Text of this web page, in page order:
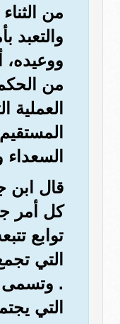
من
والتعبد
ووعيده،
من
السعداء
قال ابن
كل أمر
توابع
التي
. وتسمى
التي